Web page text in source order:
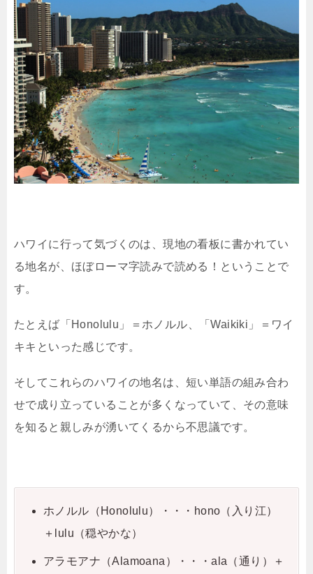
ハワイに行って気づくのは、現地の看板に書かれてい
る地名が、ほぼローマ字読みで読める！ということで
す。
たとえば「Honolulu」＝ホノルル、「Waikiki」＝ワイ
キキといった感じです。
そしてこれらのハワイの地名は、短い単語の組み合わ
せで成り立っていることが多くなっていて、その意味
を知ると親しみが湧いてくるから不思議です。
ホノルル（Honolulu）・・・hono（入り江）
＋lulu（穏やかな）
アラモアナ（Alamoana）・・・ala（通り）＋